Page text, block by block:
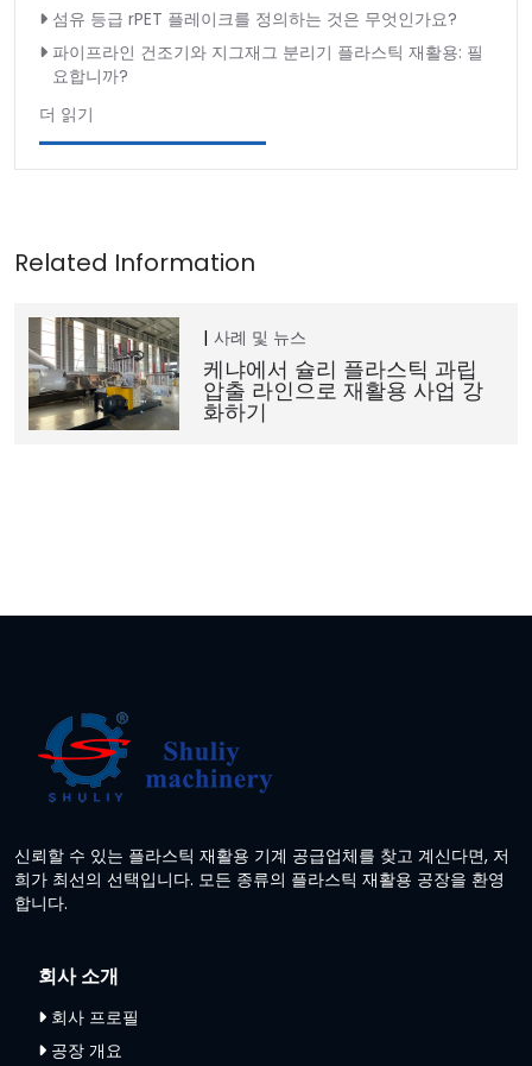
섬유 등급 rPET 플레이크를 정의하는 것은 무엇인가요?
파이프라인 건조기와 지그재그 분리기 플라스틱 재활용: 필
요합니까?
더 읽기
사례 및 뉴스
케냐에서 슐리 플라스틱 과립
압출 라인으로 재활용 사업 강
화하기
신뢰할 수 있는 플라스틱 재활용 기계 공급업체를 찾고 계신다면, 저
희가 최선의 선택입니다. 모든 종류의 플라스틱 재활용 공장을 환영
합니다.
회사 소개
회사 프로필
공장 개요